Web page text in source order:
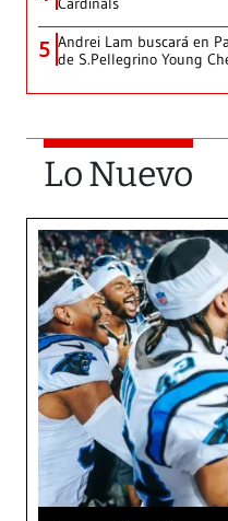
5 Andrei Lam buscará en
de S.Pellegrino Young
Lo Nuevo